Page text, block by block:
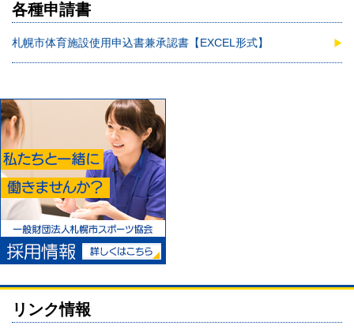
各種申請書
札幌市体育施設使用申込書兼承認書【EXCEL形式】
リンク情報